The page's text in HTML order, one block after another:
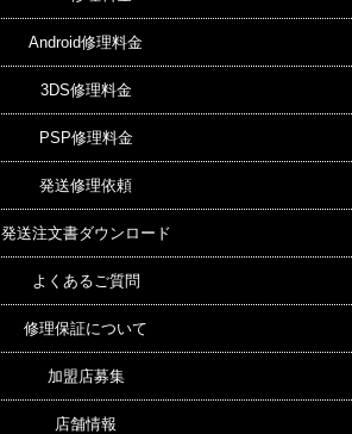
Android修理料金
3DS修理料金
PSP修理料金
発送修理依頼
発送注文書ダウンロード
よくあるご質問
修理保証について
加盟店募集
店舗情報